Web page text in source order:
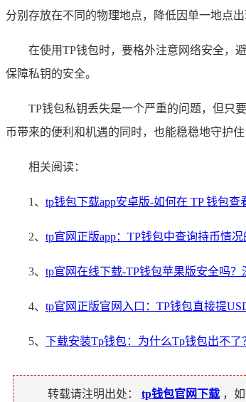
分别存放在不同的物理地点，降低因单一地点
在使用TP钱包时，要格外注意网络安全，
保障私钥的安全。
TP钱包私钥丢失是一个严重的问题，但只
币带来的便利和机遇的同时，也能稳稳地守护
相关阅读：
1、 tp钱包下载app安卓版-如何在 TP 钱包查
2、 tp官网正版app：TP钱包中查询持币情
3、 tp官网在线下载-TP钱包苹果版安全吗？
4、 tp官网正版官网入口：TP钱包直接提
5、 下载安装Tp钱包：为什么Tp钱包出不了
转载请注明出处： tp钱包官网下载 ，